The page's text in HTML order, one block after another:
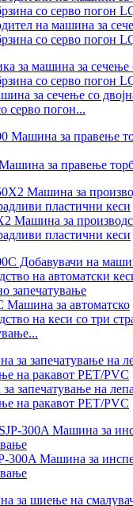
на машина за
со серво погон
за сечење со
серво погон...
за правење
Машина за
пластични кеси
Машина за автоматско
на кеси со три
запечатување на
на ракавот PET/PVC
300A Машина за